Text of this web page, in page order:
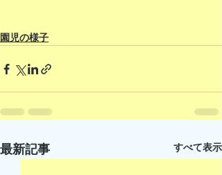
園児の様子
最新記事 すべて表示